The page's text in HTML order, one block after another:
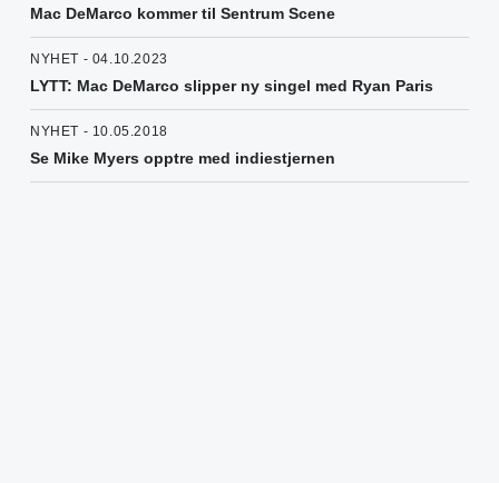
Mac DeMarco kommer til Sentrum Scene
NYHET - 04.10.2023
LYTT: Mac DeMarco slipper ny singel med Ryan Paris
NYHET - 10.05.2018
Se Mike Myers opptre med indiestjernen